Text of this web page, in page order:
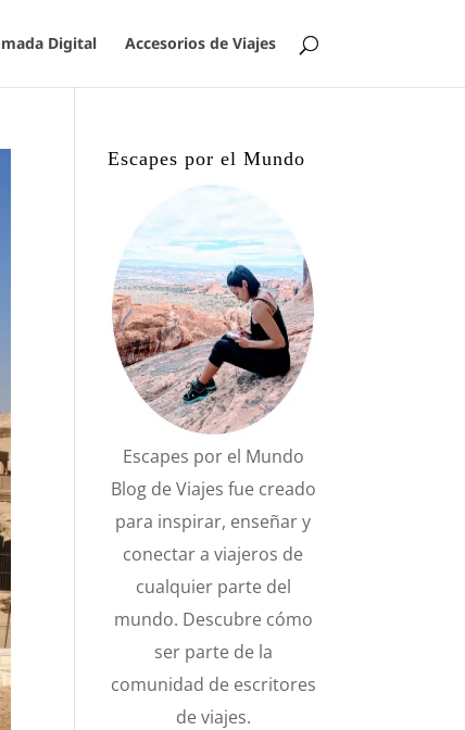
Digital Accesorios de Viajes
Escapes por el Mundo
Escapes por el Mundo
Blog de Viajes fue creado
para inspirar, enseñar y
conectar a viajeros de
cualquier parte del
mundo. Descubre cómo
ser parte de la
comunidad de escritores
de viajes.